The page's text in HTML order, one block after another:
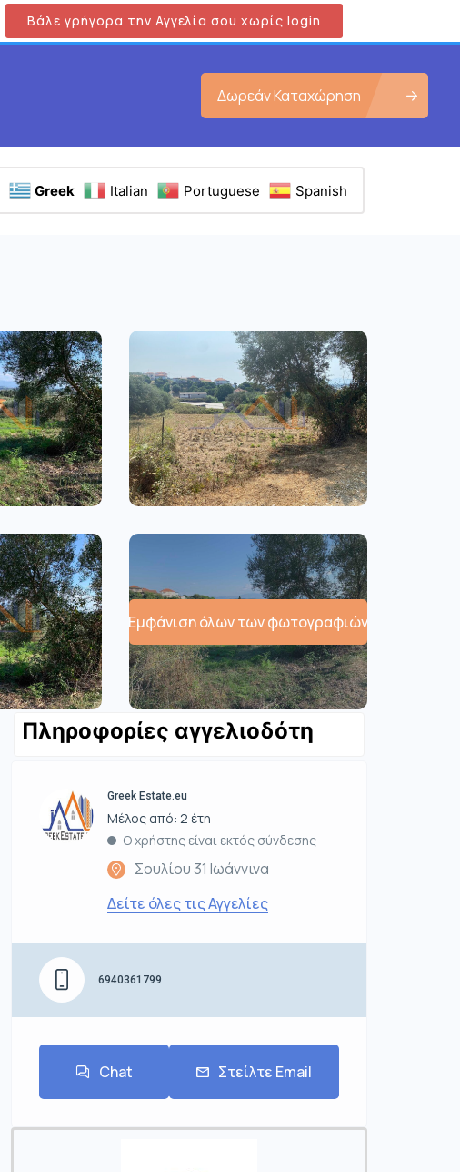
Βάλε γρήγορα την Αγγελία σου χωρίς login
Δωρεάν Καταχώρηση
Greek Italian Portuguese Spanish
Εμφάνιση όλων των φωτογραφιών
Πληροφορίες αγγελιοδότη
Greek Estate.eu
Μέλος από: 2 έτη
Ο χρήστης είναι εκτός σύνδεσης
Σουλίου 31 Ιωάννινα
Δείτε όλες τις Αγγελίες
6940361799
Chat Στείλτε Email